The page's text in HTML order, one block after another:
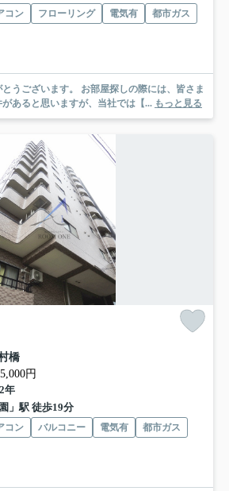
コン フローリング 電気有
都市ガス
お部屋探しの際には、皆さま
あると思いますが、当社では【... もっと見る
橋
円
年
」駅 徒歩19分
コン バルコニー 電気有
都市ガス